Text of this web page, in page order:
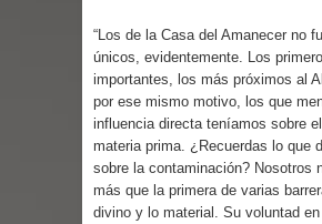
“Los de la Casa del Amanecer no
únicos, evidentemente. Los
importantes, los más próximos al
por ese mismo motivo, los que
influencia directa teníamos sobre
materia prima. ¿Recuerdas lo que
sobre la contaminación? Nosotros
más que la primera de varias
divino y lo material. Su voluntad